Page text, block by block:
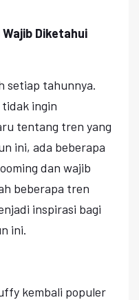
Diketahui
setiap tahunnya.
ingin
tentang tren yang
ini, ada beberapa
dan wajib
beberapa tren
inspirasi bagi
ini.
kembali populer